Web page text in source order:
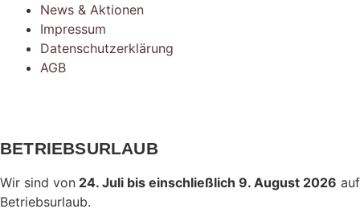
News & Aktionen
Impressum
Datenschutzerklärung
AGB
BETRIEBSURLAUB
Wir sind von 24. Juli bis einschließlich 9. August 2026 auf
Betriebsurlaub.